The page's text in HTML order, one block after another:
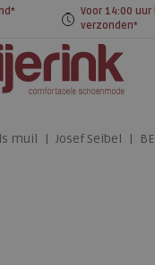
Voor 14:00
verzonden*
muil Josef Seibel